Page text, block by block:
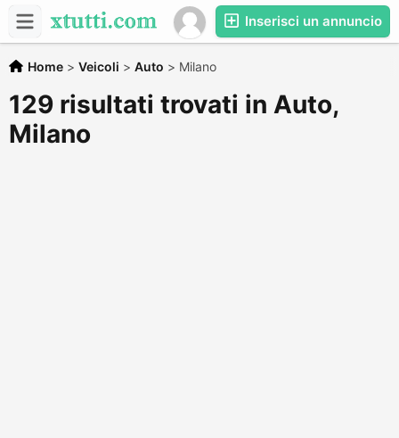
Inserisci un annuncio
Home > Veicoli > Auto > Milano
129 risultati trovati in Auto,
Milano